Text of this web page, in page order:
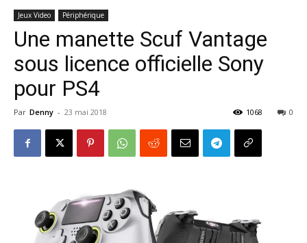
Jeux Video Périphérique
Une manette Scuf Vantage
sous licence officielle Sony
pour PS4
Par Denny - 23 mai 2018 0
1068